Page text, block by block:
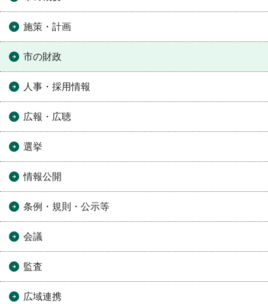
施策・計画
市の財政
人事・採用情報
広報・広聴
選挙
情報公開
条例・規則・公示等
会議
監査
広域連携